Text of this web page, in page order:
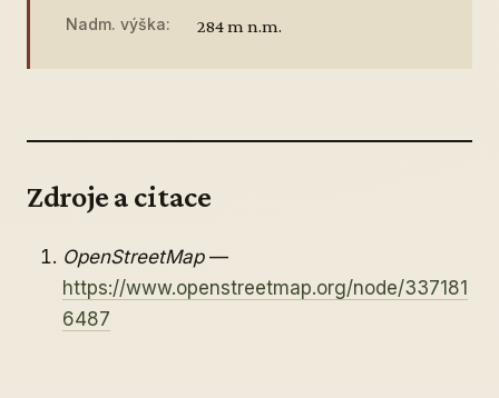
Nadm. výška: 284 m n.m.
Zdroje a citace
OpenStreetMap—
https://www.openstreetmap.org/node/337181
6487